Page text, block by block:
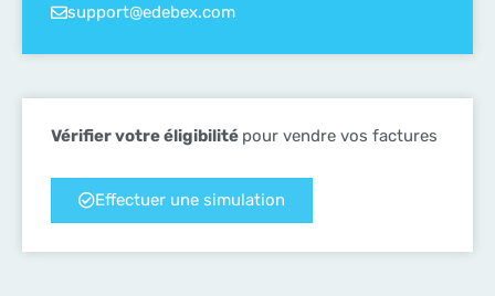
support@edebex.com
Vérifier votre éligibilité pour vendre vos factures
Effectuer une simulation